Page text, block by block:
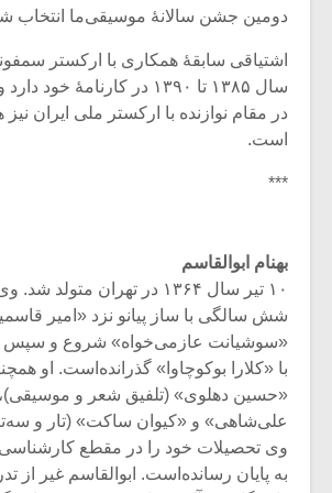
دومین جشن سالانهٔ موسیقی‌ما انتخاب
اشتیاقی سابقهٔ همکاری با ارکستر
در مقام نوازنده با ارکستر ملی ایران
است.
***
بهنام ابوالقاسم
۱۰ تیر سال ۱۳۶۴ در تهران
شش سالگی با ساز پیانو نزد «امیر
«سوشیانت عازمی‌خواه» شروع و سپس
با «کلارا بوکوچاوا» گذرانده‌است. او
«حسین دهلوی» (تلفیق شعر و
علی‌شاهی» و «کیوان ساکت» (تار و
وی تحصیلات خود را در مقطع
به پایان رسانده‌است. ابوالقاسم غیر از